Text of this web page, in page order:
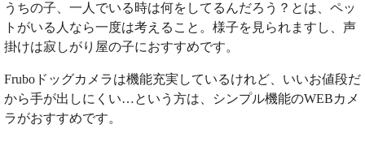
うちの子、一人でいる時は何をしてるんだろう？とは、ペッ
トがいる人なら一度は考えること。様子を見られますし、声
掛けは寂しがり屋の子におすすめです。
Fruboドッグカメラは機能充実しているけれど、いいお値段だ
から手が出しにくい…という方は、シンプル機能のWEBカメ
ラがおすすめです。